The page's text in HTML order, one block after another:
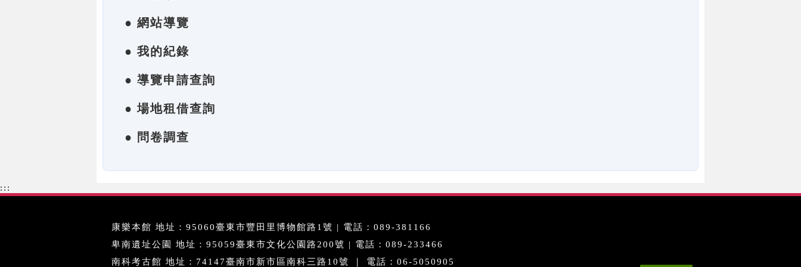
● 網站導覽
● 我的紀錄
● 導覽申請查詢
● 場地租借查詢
● 問卷調查
:::
康樂本館 地址：95060臺東市豐田里博物館路1號 | 電話：089-381166
卑南遺址公園 地址：95059臺東市文化公園路200號 | 電話：089-233466
南科考古館 地址：74147臺南市新市區南科三路10號 ｜ 電話：06-5050905